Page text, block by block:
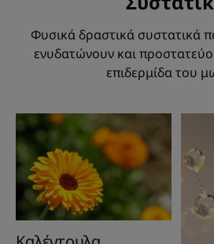
Ήπιο, χαλαρωτικό άρωμα
*Σύμφωνα με τη δοκιμή 301B του OECD.
Φυσικά δραστικά συστατικά
ενυδατώνουν και
επιδερμίδα του